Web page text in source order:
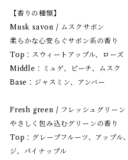
【香りの種類】
Musk savon / ムスクサボン
柔らかな心安らぐサボン系の香り
Top：スウィートアップル、ローズ
Middle：ミュゲ、ピーチ、ムスク
Base：ジャスミン、アンバー
Fresh green / フレッシュグリーン
やさしく包み込むグリーンの香り
Top：グレープフルーツ、アップル
ジ、パイナップル